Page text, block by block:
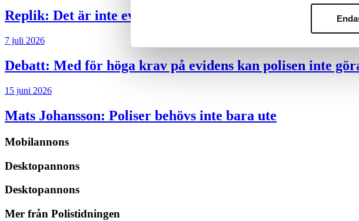
Replik: Det är inte evidenskrav som bakbinder polisen
7 juli 2026
Debatt: Med för höga krav på evidens kan polisen inte
15 juni 2026
Mats Johansson: Poliser behövs inte bara ute
Mobilannons
Desktopannons
Desktopannons
Mer från Polistidningen